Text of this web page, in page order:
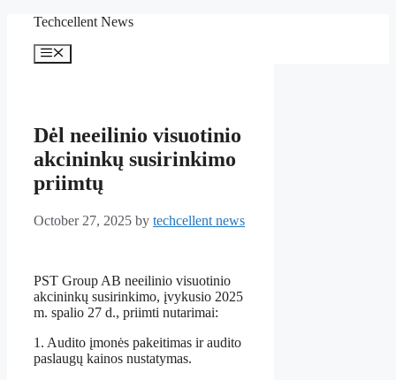
content
Techcellent News
Menu
Dėl neeilinio visuotinio
akcininkų susirinkimo
priimtų
October 27, 2025 by techcellent news
PST Group AB neeilinio visuotinio
akcininkų susirinkimo, įvykusio 2025
m. spalio 27 d., priimti nutarimai:
1. Audito įmonės pakeitimas ir audito
paslaugų kainos nustatymas.